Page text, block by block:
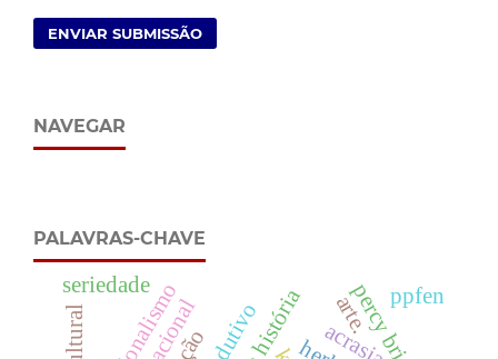
ENVIAR SUBMISSÃO
NAVEGAR
PALAVRAS-CHAVE
acrasia
arte.
seriedade ppfen